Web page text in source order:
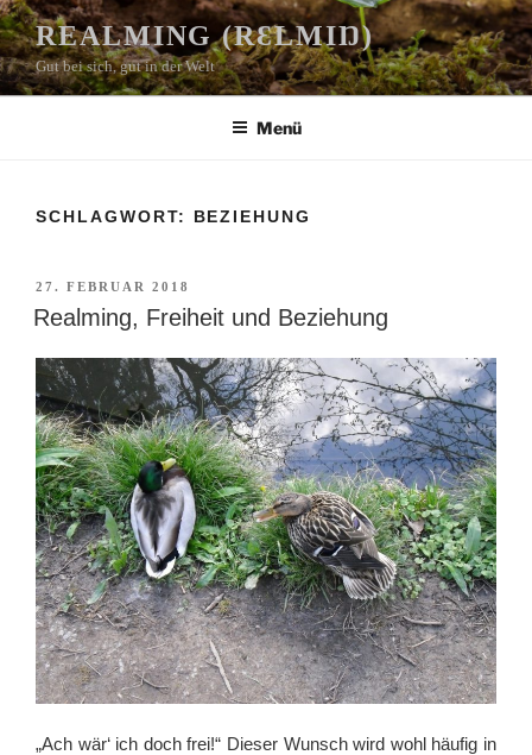
Zum
Inhalt
springen
REALMING (RƐLMIŊ)
Gut bei sich, gut in der Welt
Menü
SCHLAGWORT: BEZIEHUNG
VERÖFFENTLICHT
AM
27. FEBRUAR 2018
Realming, Freiheit und Beziehung
„Ach wär‘ ich doch frei!“ Dieser Wunsch wird wohl häufig in